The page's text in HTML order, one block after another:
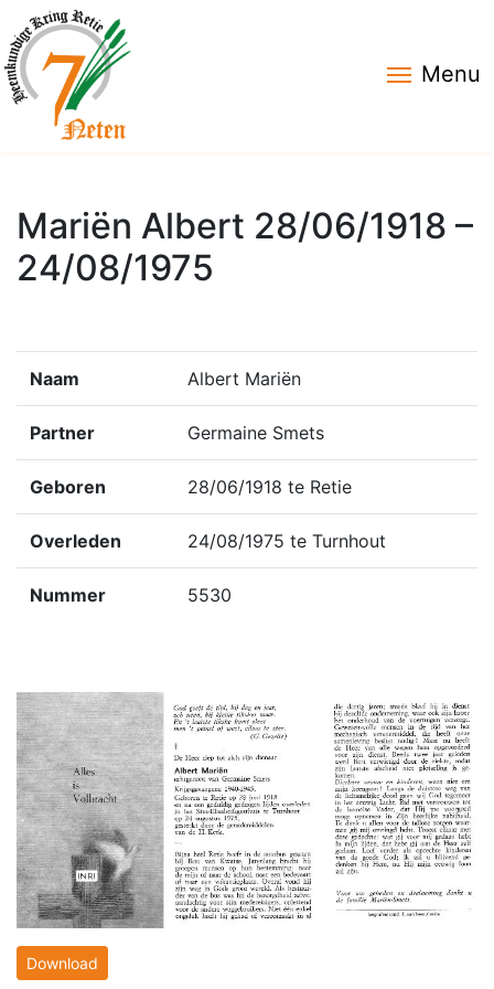
Menu
Mariën Albert 28/06/1918 –
24/08/1975
Naam Albert Mariën
Partner Germaine Smets
Geboren 28/06/1918 te Retie
Overleden 24/08/1975 te Turnhout
Nummer 5530
Download